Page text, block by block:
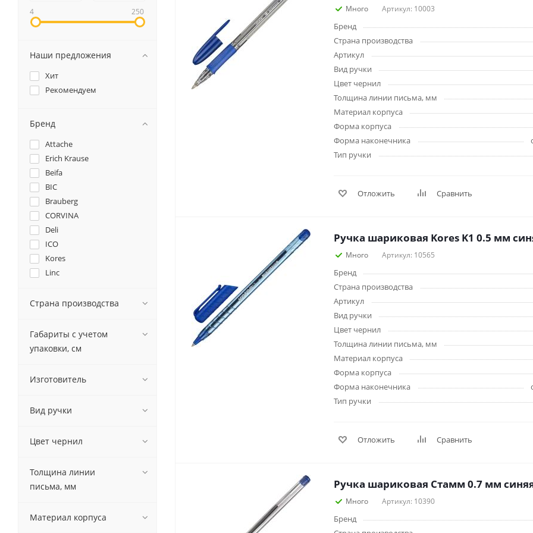
Планинги
Канцелярские мелочи
Лупы
Мебель для ванной комнаты
Аксессуары и предметы
Офисные
принадлежности
Дыроколы
Корректоры для
Канцелярские ножи
подставки
Лотки и
комплектующие
принадлежности
Расходные материалы для
Подарки и сувениры
Подарки бизнес-партнерам
Организация праздника
Декор интерьера
Подарочная упаковка
оборудование
Бейджи и их
Доски и аксессуары
Подставки,
буклетницы
Офисная техника
МФУ
Цветная бумага и картон
Тетради
Принадлежности для
Климатическая
Много Артикул: 10003
Бренд
Страна производства
Артикул
Вид ручки
Цвет чернил
Толщина линии письма, мм
Материал корпуса
Форма корпуса
Форма наконечника
Тип ручки
Отложить Сравнить
Ручка шариковая Kores K1 0.5 мм
Много Артикул: 10565
Бренд
Страна производства
Артикул
Вид ручки
Цвет чернил
Толщина линии письма, мм
Материал корпуса
Форма корпуса
Форма наконечника
Тип ручки
Отложить Сравнить
Ручка шариковая Стамм 0.7 мм
Много Артикул: 10390
Бренд
4 250
Наши предложения
Хит
Рекомендуем
Бренд
Attache
Erich Krause
Beifa
BIC
Brauberg
CORVINA
Deli
ICO
Kores
Linc
Paper Mate
Уник-Ум
Страна производства
Габариты с учетом
упаковки, см
Изготовитель
Вид ручки
Цвет чернил
Толщина линии
письма, мм
Материал корпуса